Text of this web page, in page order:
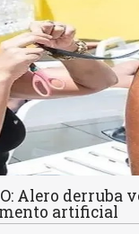
Alero derruba
artificial